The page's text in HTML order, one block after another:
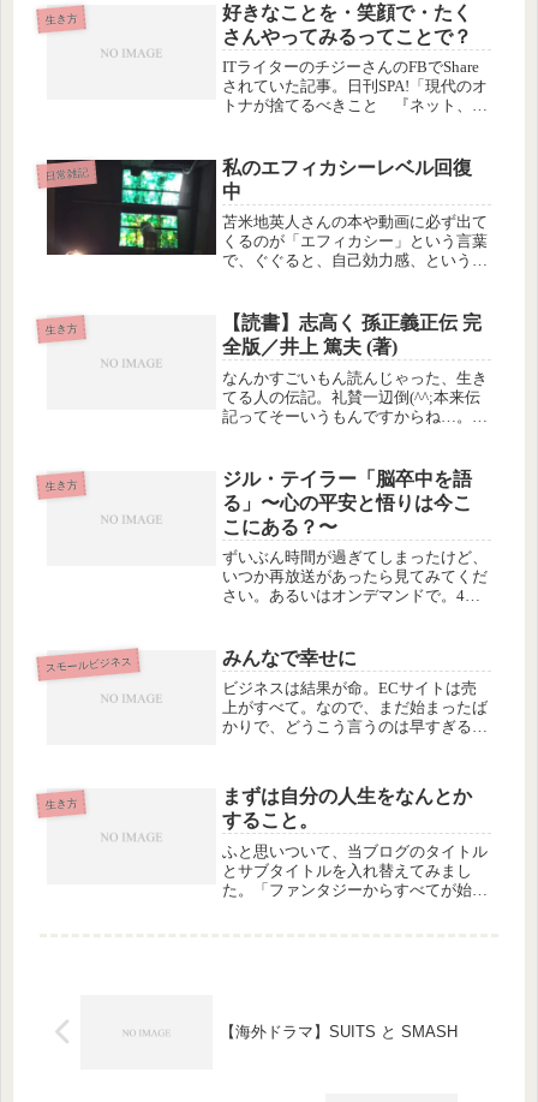
生き方
好きなことを・笑顔で・たく
さんやってみるってことで？
ITライターのチジーさんのFBでShare
されていた記事。日刊SPA!「現代のオ
トナが捨てるべきこと 『ネット、ト
を読みました。自分の人生で本当にや
りたいってことをで...
日常雑記
私のエフィカシーレベル回復
中
苫米地英人さんの本や動画に必ず出て
くるのが「エフィカシー」という言葉
で、ぐぐると、自己効力感、という訳
いうレベルのこと。
生き方
【読書】志高く 孫正義正伝 完
全版／井上 篤夫 (著)
なんかすごいもん読んじゃった、生き
てる人の伝記。礼賛一辺倒(^^;本来伝
記ってそーいうもんですからね…。と
今まで繰り広げたビジネスの手法も
「大胆な発想」「人を巻き込むエネ
ル...
生き方
ジル・テイラー「脳卒中を語
る」〜心の平安と悟りは今こ
こにある？〜
ずいぶん時間が過ぎてしまったけど、
いつか再放送があったら見てみてくだ
さい。あるいはオンデマンドで。4月
ライン via kwoutジル・テイラー博士
は、この本の...
スモールビジネス みんなで幸せに
ビジネスは結果が命。ECサイトは売
上がすべて。なので、まだ始まったば
かりで、どうこう言うのは早すぎるん
新をおまかせできることになりまし
た。やったねー(^-^)//""パチパ...
生き方
まずは自分の人生をなんとか
すること。
ふと思いついて、当ブログのタイトル
とサブタイトルを入れ替えてみまし
た。「ファンタジーからすべてが始ま
【海外ドラマ】SUITS と SMASH